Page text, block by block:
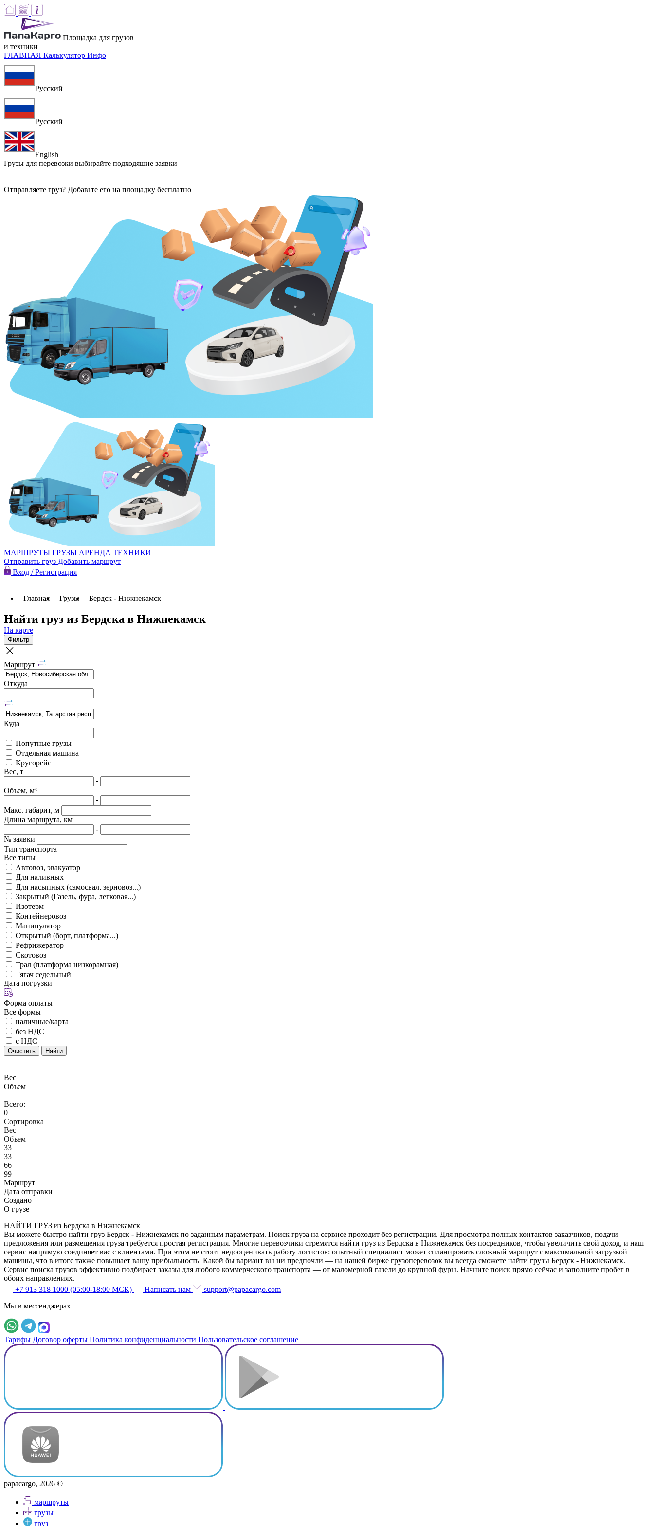
Площадка для грузов
и техники
ГЛАВНАЯ Калькулятор Инфо
Русский
Русский
English
Грузы для перевозки выбирайте подходящие заявки
Отправляете груз? Добавьте его на площадку бесплатно
МАРШРУТЫ ГРУЗЫ АРЕНДА ТЕХНИКИ
Отправить груз Добавить маршрут
Вход / Регистрация
Главная Грузы Бердск - Нижнекамск
Найти груз из Бердска в Нижнекамск
На карте
Фильтр
Маршрут
Откуда
Куда
Попутные грузы
Отдельная машина
Кругорейс
Вес, т
-
Объем, м³
-
Макс. габарит, м
Длина маршрута, км
-
№ заявки
Тип транспорта
Все типы
Автовоз, эвакуатор
Для наливных
Для насыпных (самосвал, зерновоз...)
Закрытый (Газель, фура, легковая...)
Изотерм
Контейнеровоз
Манипулятор
Открытый (борт, платформа...)
Рефрижератор
Скотовоз
Трал (платформа низкорамная)
Тягач седельный
Дата погрузки
Форма оплаты
Все формы
наличные/карта
без НДС
с НДС
Очистить Найти
Вес
Объем
Всего:
0
Сортировка
Вес
Объем
33
33
66
99
Маршрут
Дата отправки
Создано
О грузе
НАЙТИ ГРУЗ из Бердска в Нижнекамск
Вы можете быстро найти груз Бердск - Нижнекамск по заданным параметрам. Поиск груза на сервисе проходит без регистрации. Для просмотра полных контактов заказчиков, подачи
предложения или размещения груза требуется простая регистрация. Многие перевозчики стремятся найти груз из Бердска в Нижнекамск без посредников, чтобы увеличить свой доход, и наш
сервис напрямую соединяет вас с клиентами. При этом не стоит недооценивать работу логистов: опытный специалист может спланировать сложный маршрут с максимальной загрузкой
машины, что в итоге также повышает вашу прибыльность. Какой бы вариант вы ни предпочли — на нашей бирже грузоперевозок вы всегда сможете найти грузы Бердск - Нижнекамск.
Сервис поиска грузов эффективно подбирает заказы для любого коммерческого транспорта — от маломерной газели до крупной фуры. Начните поиск прямо сейчас и заполните пробег в
обоих направлениях.
+7 913 318 1000 (05:00-18:00 МСК)
Написать нам
support@papacargo.com
Мы в мессенджерах
Тарифы Договор оферты Политика конфиденциальности Пользовательское соглашение
papacargo, 2026 ©
маршруты
грузы
груз